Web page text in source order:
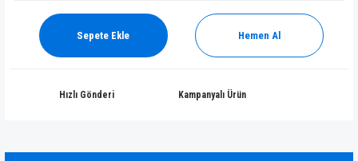
Sepete Ekle Hemen Al
Hızlı Gönderi Kampanyalı Ürün